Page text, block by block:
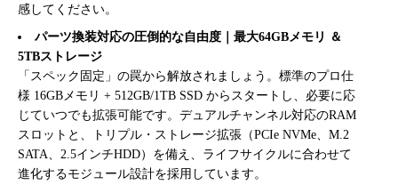
感してください。
パーツ換装対応の圧倒的な自由度｜最大64GBメモリ ＆
5TBストレージ
「スペック固定」の罠から解放されましょう。標準のプロ仕
様 16GBメモリ + 512GB/1TB SSD からスタートし、必要に応
じていつでも拡張可能です。デュアルチャンネル対応のRAM
スロットと、トリプル・ストレージ拡張（PCIe NVMe、M.2
SATA、2.5インチHDD）を備え、ライフサイクルに合わせて
進化するモジュール設計を採用しています。